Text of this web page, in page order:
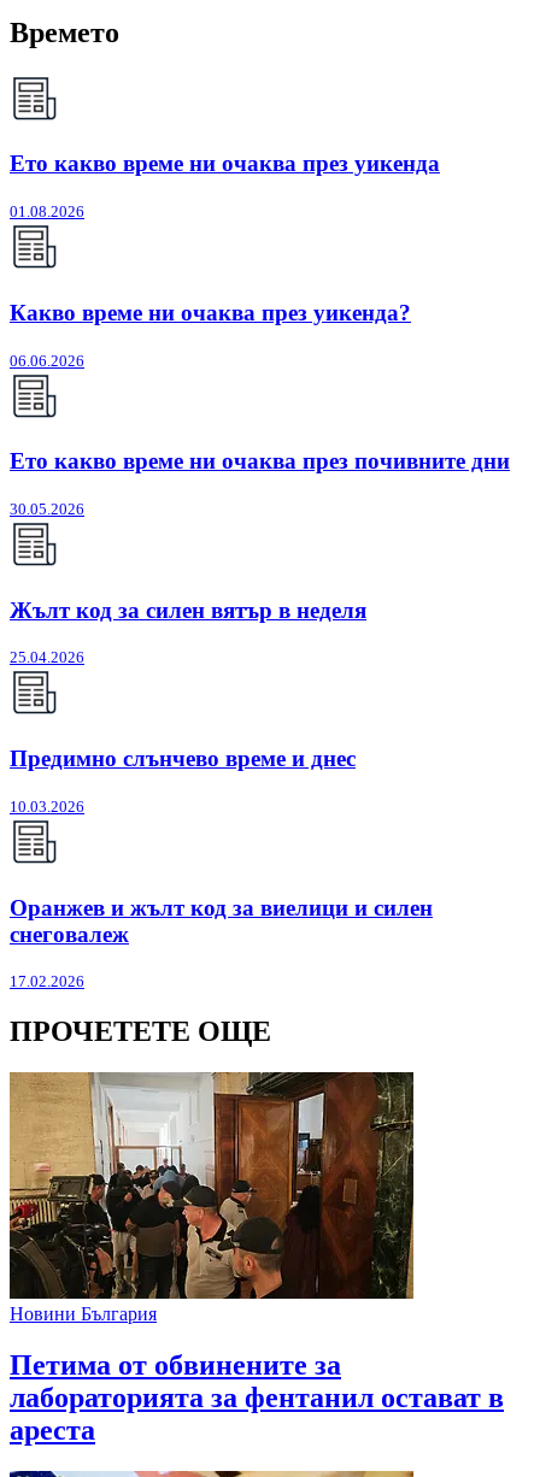
Времето
Ето какво време ни очаква през уикенда
01.08.2026
Какво време ни очаква през уикенда?
06.06.2026
Ето какво време ни очаква през почивните дни
30.05.2026
Жълт код за силен вятър в неделя
25.04.2026
Предимно слънчево време и днес
10.03.2026
Оранжев и жълт код за виелици и силен
снеговалеж
17.02.2026
ПРОЧЕТЕТЕ ОЩЕ
Новини България
Петима от обвинените за
лабораторията за фентанил остават в
ареста